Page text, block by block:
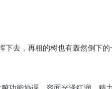
去，再粗的树也有轰然倒下的